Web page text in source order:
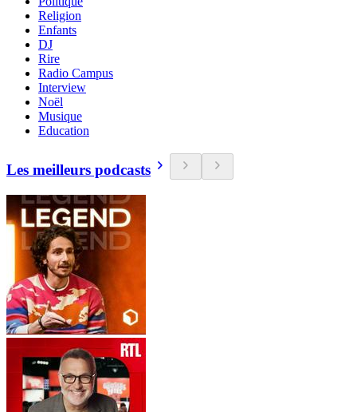
Religion
Enfants
DJ
Rire
Radio Campus
Interview
Noël
Musique
Education
Les meilleurs podcasts